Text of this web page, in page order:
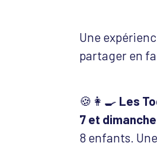
Une
partager en
🍪👩‍🍳 Les
7 et
8 enfants.